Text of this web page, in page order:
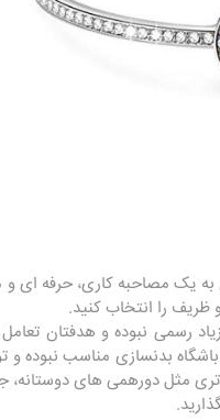
یک مصاحبه کاری، حرفه ای
ظریف را انتخاب کنید.
زیاد رسمی نبوده و هدفتان
بدنسازی مناسب نبوده
مثل دورهمی های